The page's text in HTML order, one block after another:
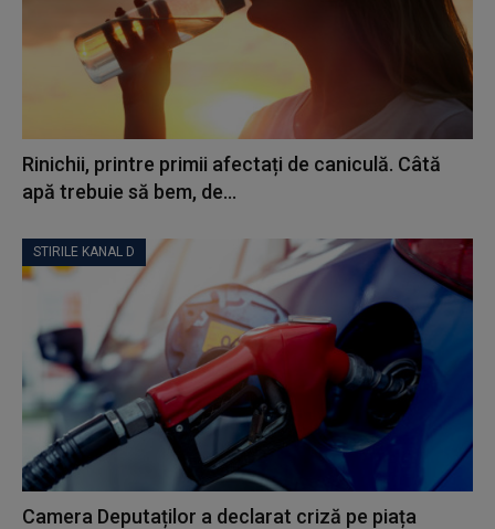
Rinichii, printre primii afectați de caniculă. Câtă
apă trebuie să bem, de...
STIRILE KANAL D
Camera Deputaților a declarat criză pe piața